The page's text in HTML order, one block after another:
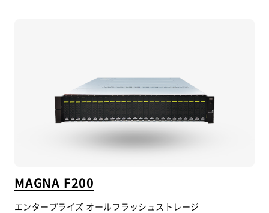
MAGNA F200
エンタープライズ オールフラッシュストレージ